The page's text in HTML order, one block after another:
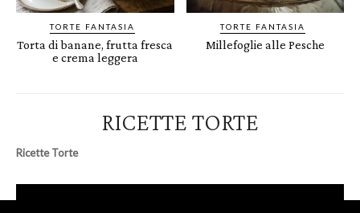
TORTE FANTASIA
Torta di banane, frutta fresca
e crema leggera
TORTE FANTASIA
Millefoglie alle Pesche
RICETTE TORTE
Ricette Torte